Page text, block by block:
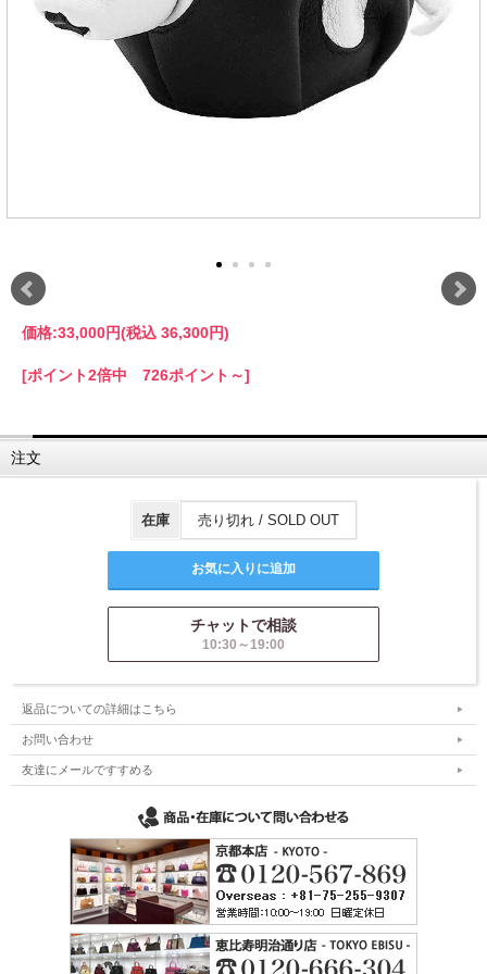
価格:33,000円(税込 36,300円)
[ポイント2倍中 726ポイント～]
注文
在庫 売り切れ / SOLD OUT
チャットで相談
10:30～19:00
返品についての詳細はこちら
お問い合わせ
友達にメールですすめる